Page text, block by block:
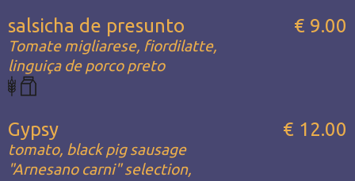
salsicha de presunto
Tomate migliarese, fiordilatte,
linguiça de porco preto
€ 9.00
Gypsy
tomato, black pig sausage
"Arnesano carni" selection,
€ 12.00